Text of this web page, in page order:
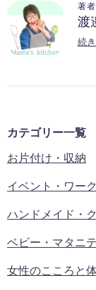
著者
渡
続
カテゴリー一覧
お片付け・収納
イベント・ワー
ハンドメイド・
ベビー・マタニ
女性のこころと